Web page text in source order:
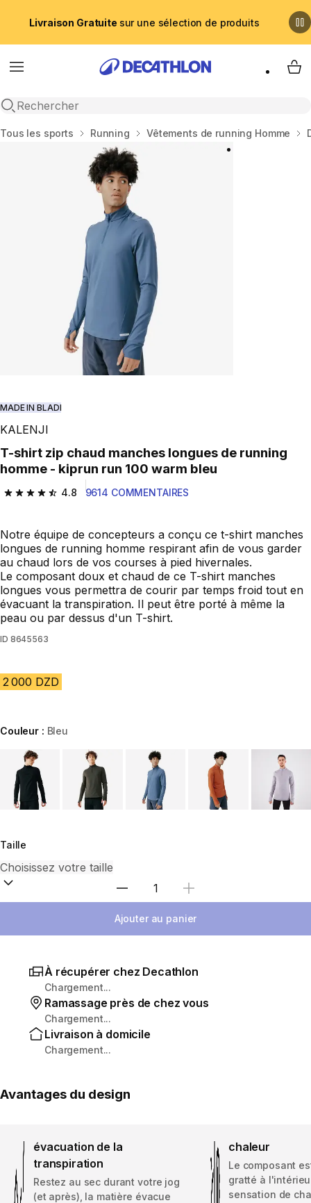
Livraison Gratuite sur une sélection de produits
Menu
Recherche ouverte
My
Accueil
Tous les sports Running Vêtements de running Homme
MADE IN BLADI
KALENJI
T-shirt zip chaud manches longues de running
homme - kiprun run 100 warm bleu
4.8
4.8 out of 5 stars from 9614 reviews
9614 COMMENTAIRES
Notre équipe de concepteurs a conçu ce t-shirt manches
longues de running homme respirant afin de vous garder
au chaud lors de vos courses à pied hivernales.
Le composant doux et chaud de ce T-shirt manches
longues vous permettra de courir par temps froid tout en
évacuant la transpiration. Il peut être porté à même la
peau ou par dessus d'un T-shirt.
ID 8645563
2 000 DZD
Couleur : Bleu
Choose a variant
Taille
Sélectionnez la quantité
Ajouter au panier
À récupérer chez Decathlon
Chargement...
Ramassage près de chez vous
Chargement...
Livraison à domicile
Chargement...
Avantages du design
évacuation de la
transpiration
Restez au sec durant votre jog
(et après), la matière évacue
chaleur
Le composant
gratté à
sensation de